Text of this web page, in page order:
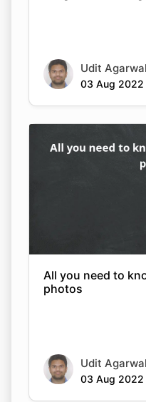
Udit Agarwal
03 Aug 2022
All you need to
photos
Udit Agarwal
03 Aug 2022